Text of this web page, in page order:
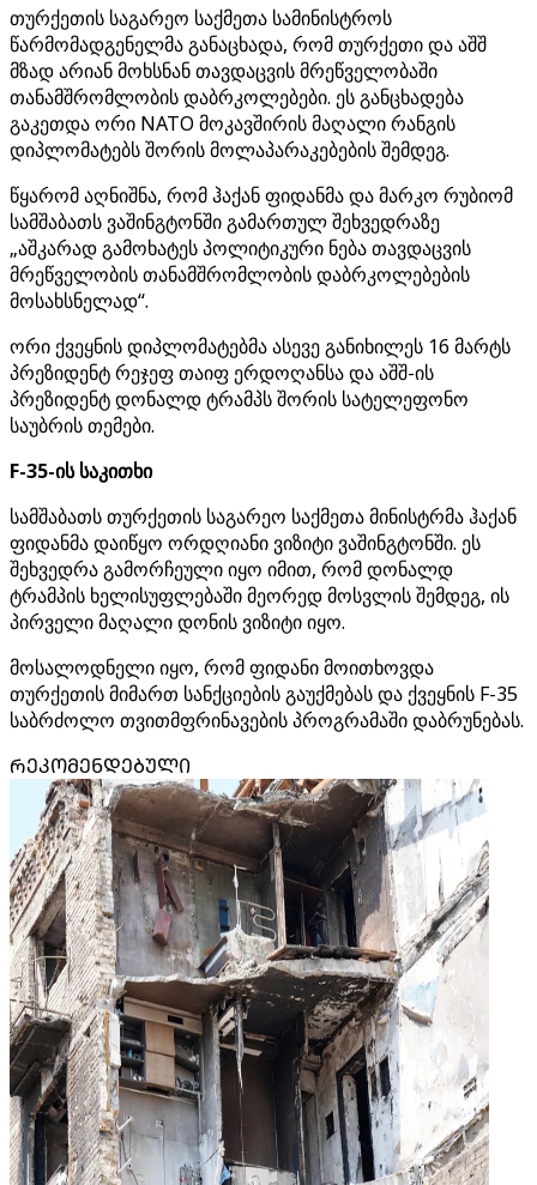
თურქეთის საგარეო საქმეთა სამინისტროს
წარმომადგენელმა განაცხადა, რომ თურქეთი და აშშ
მზად არიან მოხსნან თავდაცვის მრეწველობაში
თანამშრომლობის დაბრკოლებები. ეს განცხადება
გაკეთდა ორი NATO მოკავშირის მაღალი რანგის
დიპლომატებს შორის მოლაპარაკებების შემდეგ.
წყარომ აღნიშნა, რომ ჰაქან ფიდანმა და მარკო რუბიომ
სამშაბათს ვაშინგტონში გამართულ შეხვედრაზე
„აშკარად გამოხატეს პოლიტიკური ნება თავდაცვის
მრეწველობის თანამშრომლობის დაბრკოლებების
მოსახსნელად“.
ორი ქვეყნის დიპლომატებმა ასევე განიხილეს 16 მარტს
პრეზიდენტ რეჯეფ თაიფ ერდოღანსა და აშშ-ის
პრეზიდენტ დონალდ ტრამპს შორის სატელეფონო
საუბრის თემები.
F-35-ის საკითხი
სამშაბათს თურქეთის საგარეო საქმეთა მინისტრმა ჰაქან
ფიდანმა დაიწყო ორდღიანი ვიზიტი ვაშინგტონში. ეს
შეხვედრა გამორჩეული იყო იმით, რომ დონალდ
ტრამპის ხელისუფლებაში მეორედ მოსვლის შემდეგ, ის
პირველი მაღალი დონის ვიზიტი იყო.
მოსალოდნელი იყო, რომ ფიდანი მოითხოვდა
თურქეთის მიმართ სანქციების გაუქმებას და ქვეყნის F-35
საბრძოლო თვითმფრინავების პროგრამაში დაბრუნებას.
ᲠᲔᲙᲝᲛᲔᲜᲓᲔᲑᲣᲚᲘ